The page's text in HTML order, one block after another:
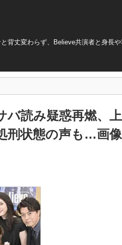
背丈変わらず、Believe共演者と身長
バ読み疑惑再燃、
刑状態の声も…画